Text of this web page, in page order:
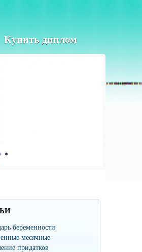
Купить диплом
беременности
месячные
придатков